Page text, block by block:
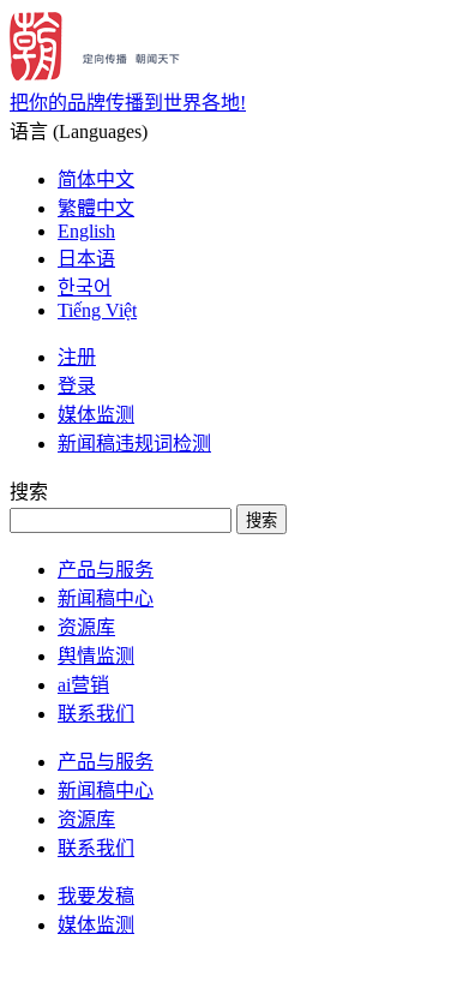
把你的品牌传播到世界各地!
语言 (Languages)
简体中文
繁體中文
English
日本语
한국어
Tiếng Việt
注册
登录
媒体监测
新闻稿违规词检测
搜索
搜索
产品与服务
新闻稿中心
资源库
舆情监测
ai营销
联系我们
产品与服务
新闻稿中心
资源库
联系我们
我要发稿
媒体监测